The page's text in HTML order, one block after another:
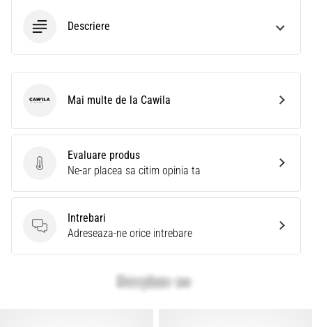
Descriere
Evaluare produs
Evaluare produs
Ne-ar placea sa citim opinia ta
Intrebari
Intrebari
Adreseaza-ne orice intrebare
Cawila Mai multe de la Cawila